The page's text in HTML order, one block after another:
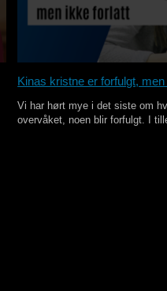
Kinas kristne er forfulgt,
Vi har hørt mye i det siste om
overvåket, noen blir forfulgt. I